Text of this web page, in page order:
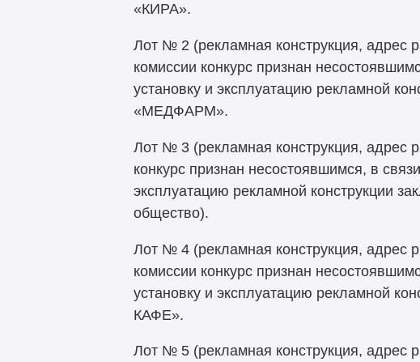
«КИРА».
Лот № 2 (рекламная конструкция, адрес
комиссии конкурс признан
установку и эксплуатацию рекламной
«МЕДФАРМ».
Лот № 3 (рекламная конструкция, адрес
конкурс признан несостоявшимся, в
эксплуатацию рекламной конструкции
общество).
Лот № 4 (рекламная конструкция, адрес
комиссии конкурс признан
установку и эксплуатацию рекламной
КАФЕ».
Лот № 5 (рекламная конструкция, адрес